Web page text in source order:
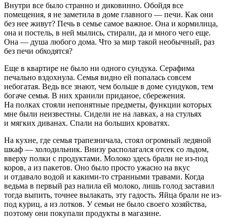
Внутри все было странно и диковинно. Обойдя все
помещения, я не заметила в доме главного — печи. Как они
без нее живут? Печь в семье самое важное. Она и кормилица,
она и постель, в ней мылись, стирали, да и много чего еще.
Она — душа любого дома. Что за мир такой необычный, раз
без печи обходятся?
Еще в квартире не было ни одного сундука. Серафима
печально вздохнула. Семья видно ей попалась совсем
небогатая. Ведь все знают, чем больше в доме сундуков, тем
богаче семья. В них хранили приданое, сбережения.
На полках стояли непонятные предметы, функции которых
мне были неизвестны. Сидели не на лавках, а на стульях
и мягких диванах. Спали на больших кроватях.
На кухне, где семья трапезничала, стоял огромный ледяной
шкаф — холодильник. Внизу располагался отсек со льдом,
вверху полки с продуктами. Молоко здесь брали не из-под
коров, а из пакетов. Оно было просто ужасно на вкус
и отдавало водой и какими-то странными травами. Когда
ведьма в первый раз налила ей молоко, лишь голод заставил
тогда выпить, точнее вылакать, эту гадость. Яйца брали не из-
под куриц, а из лотков. У семьи не было своего хозяйства,
поэтому они покупали продукты в магазине.